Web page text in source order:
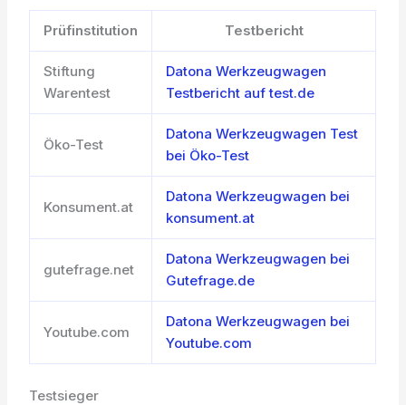
Prüfinstitution Testbericht
Stiftung
Warentest
Datona Werkzeugwagen
Testbericht auf test.de
Öko-Test
Datona Werkzeugwagen Test
bei Öko-Test
Konsument.at
Datona Werkzeugwagen bei
konsument.at
gutefrage.net
Datona Werkzeugwagen bei
Gutefrage.de
Youtube.com
Datona Werkzeugwagen bei
Youtube.com
Testsieger